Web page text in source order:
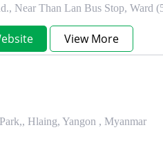
Near Than Lan Bus Stop, Ward
View More
Hlaing, Yangon , Myanmar